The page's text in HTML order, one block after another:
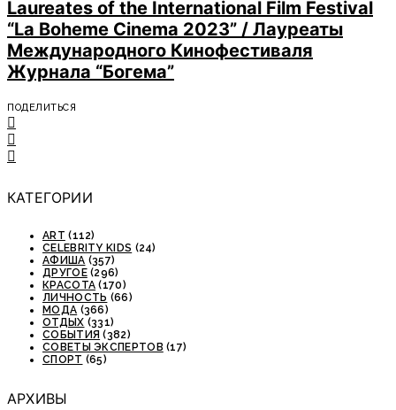
Laureates of the International Film Festival
“La Boheme Cinema 2023” / Лауреаты
Международного Кинофестиваля
Журнала “Богема”
ПОДЕЛИТЬСЯ
КАТЕГОРИИ
ART (112)
CELEBRITY KIDS (24)
АФИША (357)
ДРУГОЕ(296)
КРАСОТА (170)
ЛИЧНОСТЬ (66)
МОДА (366)
ОТДЫХ (331)
СОБЫТИЯ (382)
СОВЕТЫ ЭКСПЕРТОВ (17)
СПОРТ (65)
АРХИВЫ